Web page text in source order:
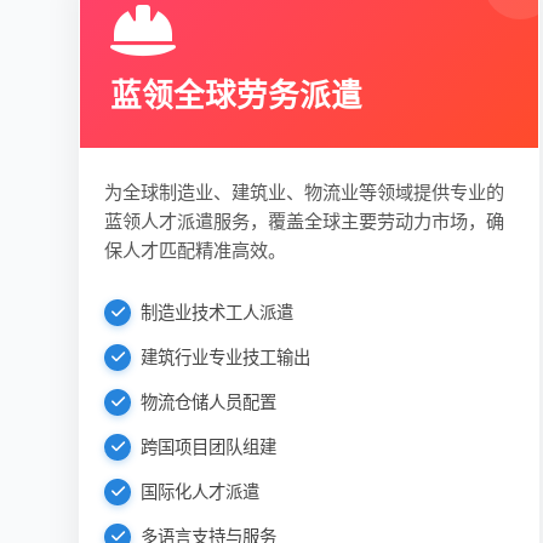
蓝领全球劳务派遣
为全球制造业、建筑业、物流业等领域提供专业的
蓝领人才派遣服务，覆盖全球主要劳动力市场，确
保人才匹配精准高效。
制造业技术工人派遣
建筑行业专业技工输出
物流仓储人员配置
跨国项目团队组建
国际化人才派遣
多语言支持与服务